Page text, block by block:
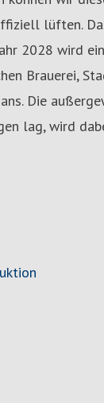
lüften.
2028 wird
Brauerei,
Die
lag, wird